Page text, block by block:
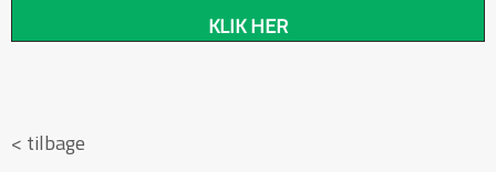
KLIK HER
< tilbage